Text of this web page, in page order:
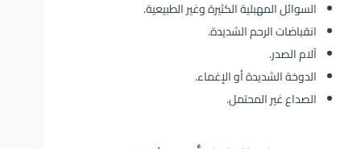
السوائل المهبلية الكثيرة وغير الطبيعية.
انقباضات الرحم الشديدة.
آلام الصدر.
الدوخة الشديدة أو الإغماء.
الصداع غير المحتمل.